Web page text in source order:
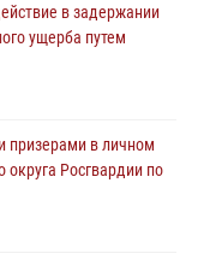
в задержании
ущерба путем
призерами в личном
округа Росгвардии по